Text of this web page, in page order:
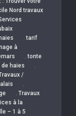
Nord travaux
,tarif
à
,tonte
haies ,
/
,
, Travaux
à la
– 1 à 5